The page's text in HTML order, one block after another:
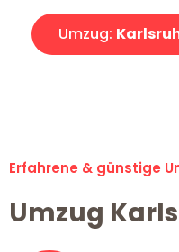
Umzug:
Erfahrene & günstige
Umzug